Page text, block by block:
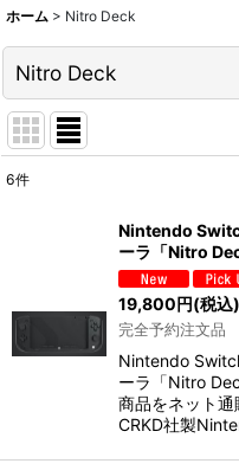
ホーム > Nitro Deck
Nitro Deck
6件
Nintendo
ーラ「Nitro
19,800円(税込)
完全予約注文品
Nintendo
ーラ「Nitro
商品をネット通
CRKD社製